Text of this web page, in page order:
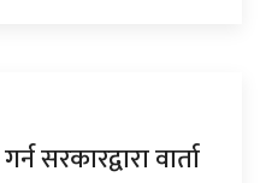
सरकारद्वारा वार्ता